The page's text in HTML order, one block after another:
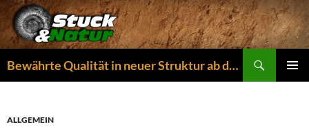
Zum
Inhalt
springen
Bewährte Qualität in neuer Struktur ab dem 01.04.2026
ALLGEMEIN